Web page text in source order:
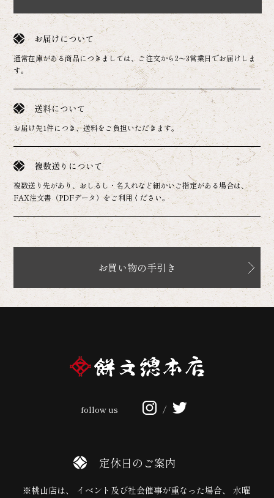
お届けについて
通常在庫がある商品につきましては、ご注文から2～3営業日でお届けしま
す。
送料について
お届け先1件につき、送料をご負担いただきます。
複数送りについて
複数送り先があり、おしるし・名入れなど細かいご指定がある場合は、
FAX注文書（PDFデータ）をご利用ください。
お買い物の手引き
follow us /
定休日のご案内
※桃山店は、 イベント及び社会催事が重なった場合、 水曜